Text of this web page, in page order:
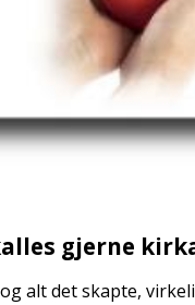
gjerne
alt det skapte,